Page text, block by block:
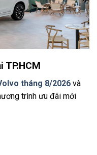
tháng 8/2026 và
trình ưu đãi mới